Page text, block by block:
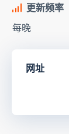
更新频率
每晚
网址